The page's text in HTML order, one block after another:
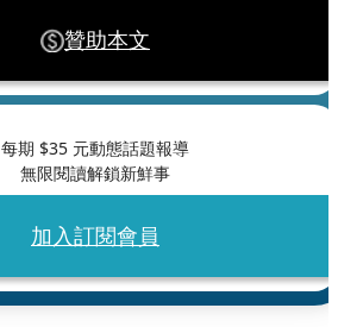
贊助本文
每期 $35 元動態話題報導
無限閱讀解鎖新鮮事
加入訂閱會員